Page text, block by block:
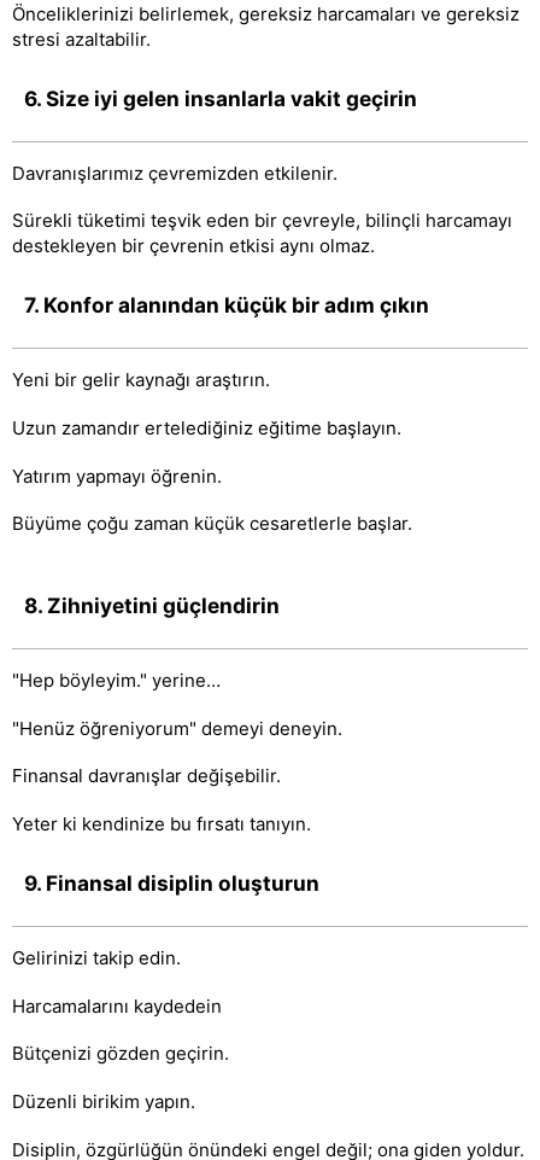
Önceliklerinizi belirlemek, gereksiz harcamaları ve gereksiz
stresi azaltabilir.
6. Size iyi gelen insanlarla vakit geçirin
Davranışlarımız çevremizden etkilenir.
Sürekli tüketimi teşvik eden bir çevreyle, bilinçli harcamayı
destekleyen bir çevrenin etkisi aynı olmaz.
7. Konfor alanından küçük bir adım çıkın
Yeni bir gelir kaynağı araştırın.
Uzun zamandır ertelediğiniz eğitime başlayın.
Yatırım yapmayı öğrenin.
Büyüme çoğu zaman küçük cesaretlerle başlar.
8. Zihniyetini güçlendirin
"Hep böyleyim." yerine…
"Henüz öğreniyorum" demeyi deneyin.
Finansal davranışlar değişebilir.
Yeter ki kendinize bu fırsatı tanıyın.
9. Finansal disiplin oluşturun
Gelirinizi takip edin.
Harcamalarını kaydedein
Bütçenizi gözden geçirin.
Düzenli birikim yapın.
Disiplin, özgürlüğün önündeki engel değil; ona giden yoldur.